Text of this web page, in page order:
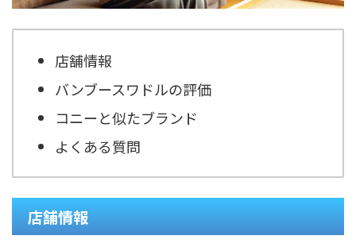
店舗情報
バンブースワドルの評価
コニーと似たブランド
よくある質問
店舗情報